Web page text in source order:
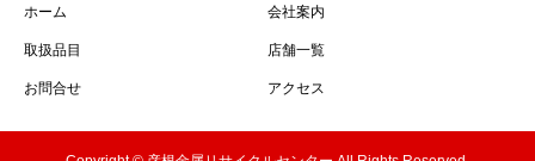
ホーム 会社案内
取扱品目 店舗一覧
お問合せ アクセス